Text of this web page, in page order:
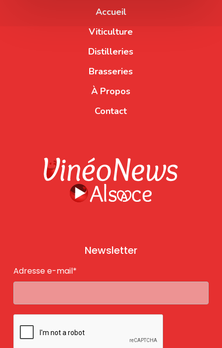
Accueil
Viticulture
Distilleries
Brasseries
À Propos
Contact
Newsletter
Adresse e-mail*